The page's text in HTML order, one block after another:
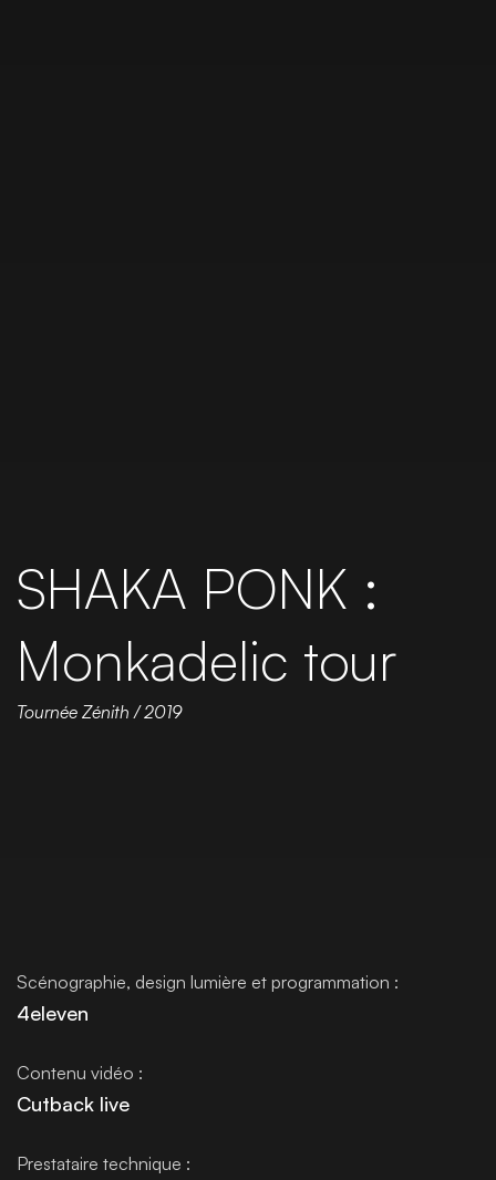
SHAKA PONK :
Monkadelic tour
Tournée Zénith / 2019
Scénographie, design lumière et programmation :
4eleven
Contenu vidéo :
Cutback live
Prestataire technique :